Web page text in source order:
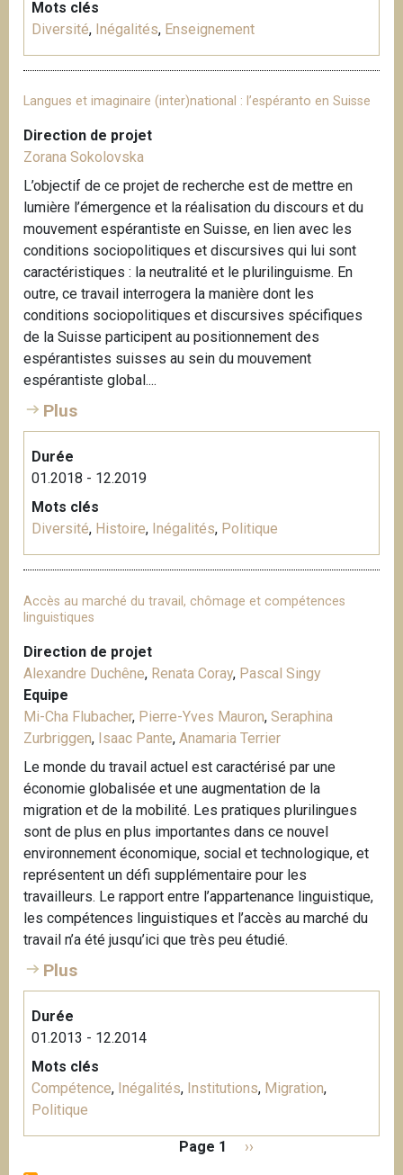
Mots clés
Diversité, Inégalités, Enseignement
Langues et imaginaire (inter)national : l’espéranto en Suisse
Direction de projet
Zorana Sokolovska
L’objectif de ce projet de recherche est de mettre en
lumière l’émergence et la réalisation du discours et du
mouvement espérantiste en Suisse, en lien avec les
conditions sociopolitiques et discursives qui lui sont
caractéristiques : la neutralité et le plurilinguisme. En
outre, ce travail interrogera la manière dont les
conditions sociopolitiques et discursives spécifiques
de la Suisse participent au positionnement des
espérantistes suisses au sein du mouvement
espérantiste global....
Plus
Durée
01.2018 - 12.2019
Mots clés
Diversité, Histoire, Inégalités, Politique
Accès au marché du travail, chômage et compétences
linguistiques
Direction de projet
Alexandre Duchêne, Renata Coray, Pascal Singy
Equipe
Mi-Cha Flubacher, Pierre-Yves Mauron, Seraphina
Zurbriggen, Isaac Pante, Anamaria Terrier
Le monde du travail actuel est caractérisé par une
économie globalisée et une augmentation de la
migration et de la mobilité. Les pratiques plurilingues
sont de plus en plus importantes dans ce nouvel
environnement économique, social et technologique, et
représentent un défi supplémentaire pour les
travailleurs. Le rapport entre l’appartenance linguistique,
les compétences linguistiques et l’accès au marché du
travail n’a été jusqu’ici que très peu étudié.
Plus
Durée
01.2013 - 12.2014
Mots clés
Compétence, Inégalités, Institutions, Migration,
Politique
Page 1
P
››